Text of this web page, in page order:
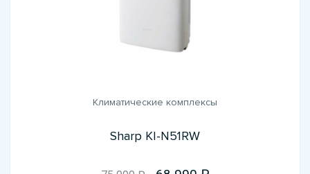
Климатические комплексы
Sharp KI-N51RW